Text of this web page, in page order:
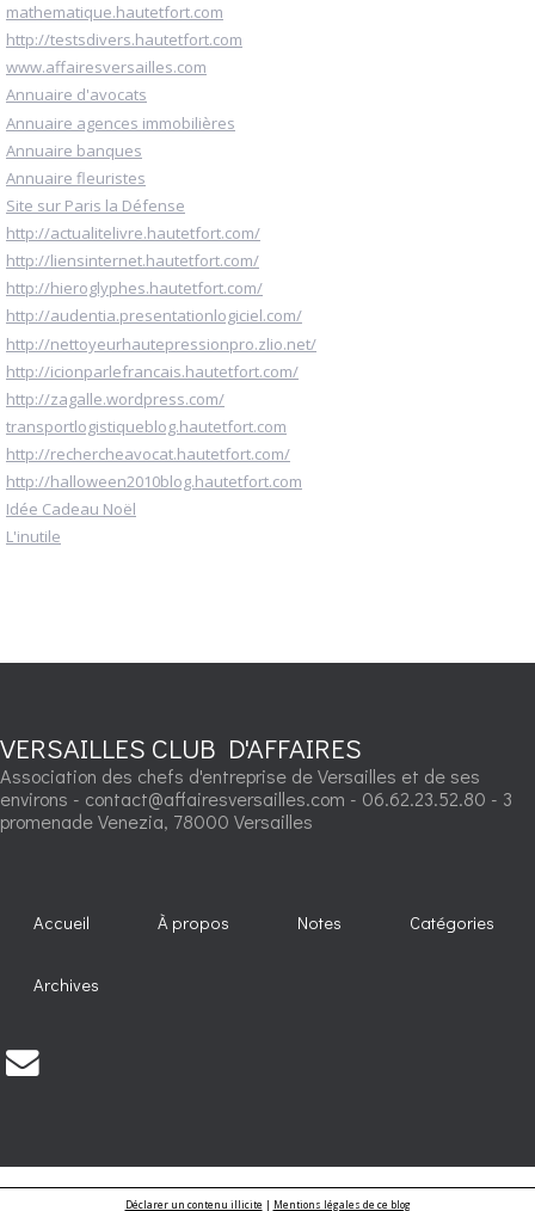
mathematique.hautetfort.com
http://testsdivers.hautetfort.com
www.affairesversailles.com
Annuaire d'avocats
Annuaire agences immobilières
Annuaire banques
Annuaire fleuristes
Site sur Paris la Défense
http://actualitelivre.hautetfort.com/
http://liensinternet.hautetfort.com/
http://hieroglyphes.hautetfort.com/
http://audentia.presentationlogiciel.com/
http://nettoyeurhautepressionpro.zlio.net/
http://icionparlefrancais.hautetfort.com/
http://zagalle.wordpress.com/
transportlogistiqueblog.hautetfort.com
http://rechercheavocat.hautetfort.com/
http://halloween2010blog.hautetfort.com
Idée Cadeau Noël
L'inutile
VERSAILLES CLUB D'AFFAIRES
Association des chefs d'entreprise de Versailles et de ses
environs - contact@affairesversailles.com - 06.62.23.52.80 - 3
promenade Venezia, 78000 Versailles
Accueil À propos Notes Catégories
Archives
Déclarer un contenu illicite| Mentions légales de ce blog